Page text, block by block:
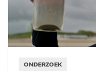
ONDERZOEK